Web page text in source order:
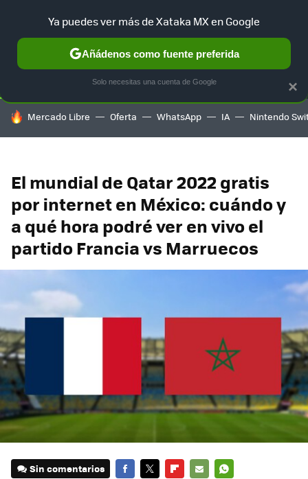
SELECCIÓN GAMING HOME AUTO TERRITORIO
HOY SE HABLA DE
Mercado Libre Oferta WhatsApp IA Nintendo
El mundial de Qatar 2022 gratis
por internet en México: cuándo y
a qué hora podré ver en vivo el
partido Francia vs Marruecos
Sin comentarios
×
Ya puedes ver más de Xataka MX en Google
Añádenos como fuente preferida
Solo necesitas una cuenta de Google